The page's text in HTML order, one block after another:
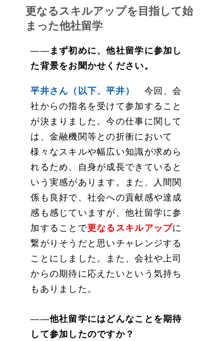
更なるスキルアップを目指して始
まった他社留学
―― まず初めに、他社留学に参加し
た背景をお聞かせください。
平井さん（以下、平井）
今回、会
社からの指名を受けて参加すること
が決まりました。今の仕事に関して
は、金融機関等との折衝において
様々なスキルや幅広い知識が求めら
れるため、自身が成長できていると
いう実感があります。また、人間関
係も良好で、社会への貢献感や達成
感も感じていますが、他社留学に参
加することで更なるスキルアップに
繋がりそうだと思いチャレンジする
ことにしました。また、会社や上司
からの期待に応えたいという気持ち
もありました。
――他社留学にはどんなことを期待
して参加したのですか？